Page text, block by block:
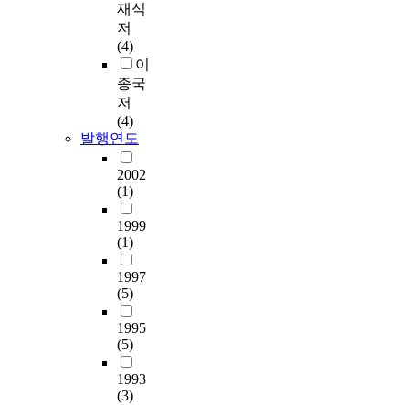
재식
저
(4)
이
종국
저
(4)
발행연도
2002
(1)
1999
(1)
1997
(5)
1995
(5)
1993
(3)